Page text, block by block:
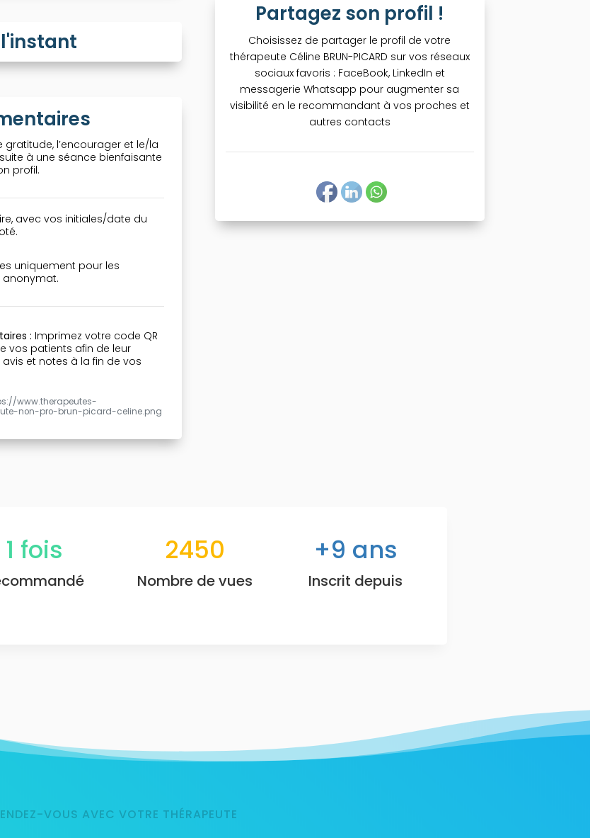
l’encourager et le/la
à une séance bienfaisante
profil.
avec vos initiales/date du
uniquement pour les
anonymat.
: Imprimez votre code QR
vos patients afin de leur
et notes à la fin de vos
www.therapeutes-
non-pro-brun-picard-celine.png
Partagez son profil !
Choisissez de partager le profil de votre
thérapeute Céline BRUN-PICARD sur vos réseaux
sociaux favoris : FaceBook, LinkedIn et
messagerie Whatsapp pour augmenter sa
visibilité en le recommandant à vos proches et
autres contacts
1 fois 2450
Nombre de vues
9 ans
Inscrit depuis
VOUS AVEC VOTRE THÉRAPEUTE